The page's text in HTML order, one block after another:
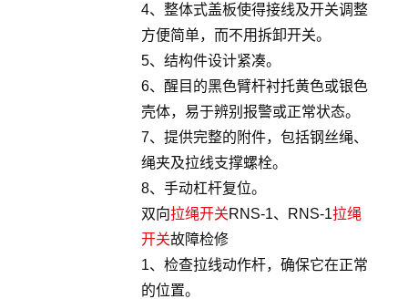
4、整体式盖板使得接线及开关调整
方便简单，而不用拆卸开关。
5、结构件设计紧凑。
6、醒目的黑色臂杆衬托黄色或银色
壳体，易于辨别报警或正常状态。
7、提供完整的附件，包括钢丝绳、
绳夹及拉线支撑螺栓。
8、手动杠杆复位。
双向拉绳开关RNS-1、RNS-1拉绳
开关故障检修
1、检查拉线动作杆，确保它在正常
的位置。